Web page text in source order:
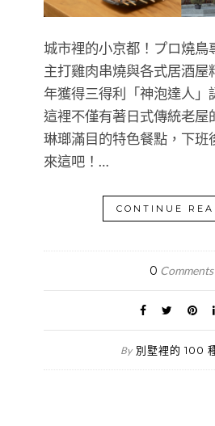
城市裡的小京都！プロ燒鳥
主打雞肉串燒與各式居酒屋
年獲得三得利「神泡達人」
這裡不僅有著日式傳統老屋
琳瑯滿目的特色餐點，下班
來這吧！…
CONTINUE
0 Comments
By 別墅裡的 100